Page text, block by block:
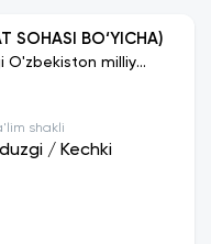
SOHASI BO‘YICHA)
O'zbekiston milliy
shakli
/ Kechki